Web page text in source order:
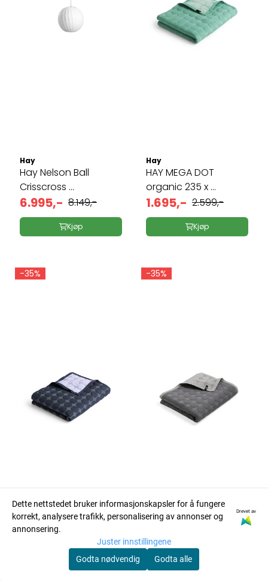
Hay
Hay Nelson Ball
Crisscross ...
6.995,- 8.149,-
Kjøp
Hay
HAY MEGA DOT
organic 235 x ...
1.695,- 2.599,-
Kjøp
-35%
organic 235 x ...
-35%
Hay
HAY MEGA DOT
organic 235 x ...
Dette nettstedet bruker informasjonskapsler for å fungere
korrekt, analysere trafikk, personalisering av annonser og
annonsering.
Drevet av
Juster innstillingene
Godta nødvendig
Godta alle